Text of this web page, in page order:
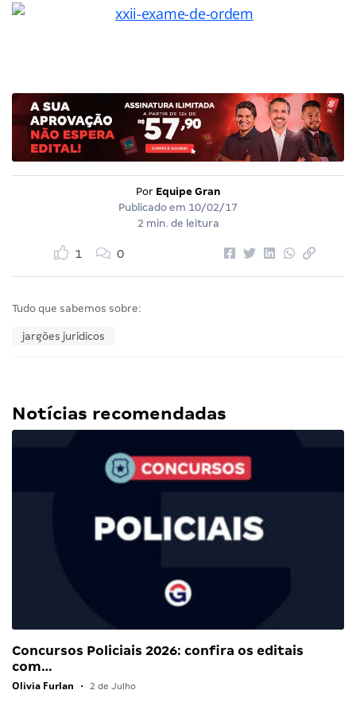
Por Equipe Gran
Publicado em 10/02/17
2 min. de leitura
1 0
Tudo que sabemos sobre:
jargões jurídicos
Notícias recomendadas
Concursos Policiais 2026: confira os editais
com…
Olivia Furlan • 2 de Julho